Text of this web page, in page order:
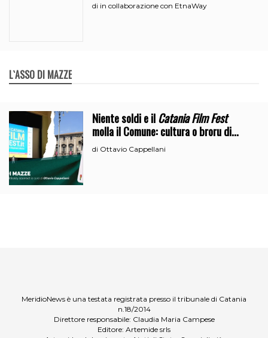
di in collaborazione con EtnaWay
L`ASSO DI MAZZE
Niente soldi e ilCatania Film Fest
molla il Comune: cultura o broru di
ciciri?
di Ottavio Cappellani
MeridioNews è una testata registrata presso il tribunale di Catania
n.18/2014
Direttore responsabile: Claudia Maria Campese
Editore: Artemide srls